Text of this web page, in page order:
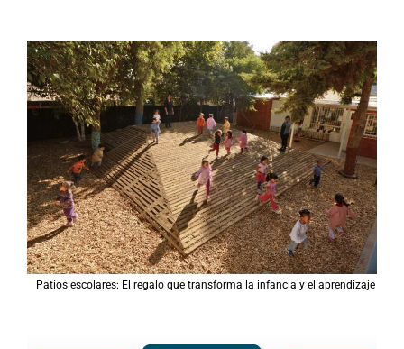
Patios escolares: El regalo que transforma la infancia y el aprendizaje